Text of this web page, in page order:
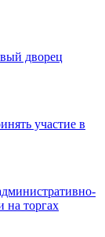
дворец
участие в
на торгах